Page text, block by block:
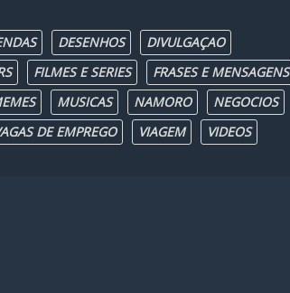
DESENHOS
DIVULGAÇAO
FILMES E SERIES
FRASES E MENSAGENS
MUSICAS NAMORO
NEGOCIOS
DE EMPREGO VIAGEM VIDEOS